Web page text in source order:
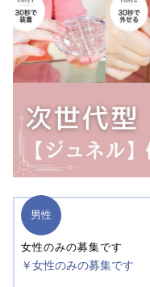
男性
女性のみの募集です
￥女性のみの募集です